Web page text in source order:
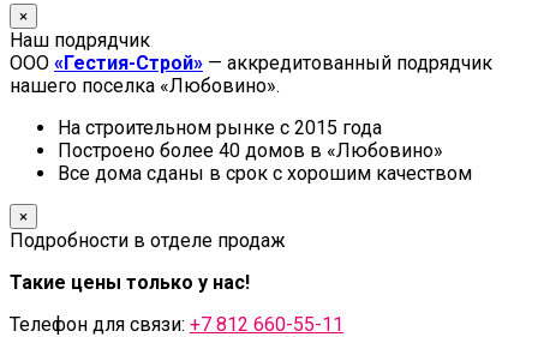
×
Наш подрядчик
ООО «Гестия-Строй» — аккредитованный подрядчик
нашего поселка «Любовино».
На строительном рынке с 2015 года
Построено более 40 домов в «Любовино»
Все дома сданы в срок с хорошим качеством
×
Подробности в отделе продаж
Такие цены только у нас!
Телефон для связи: +7 812 660-55-11